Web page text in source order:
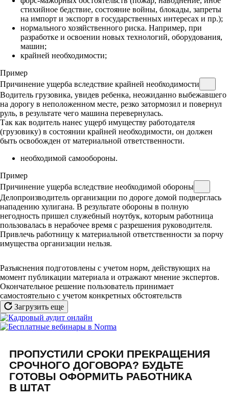
стихийное бедствие, состояние войны, блокады, запреты
на импорт и экспорт в государственных интересах и пр.);
нормального хозяйственного риска. Например, при
разработке и освоении новых технологий, оборудования,
машин;
крайней необходимости;
Пример
Причинение ущерба вследствие крайней необходимости
Водитель грузовика, увидев ребенка, неожиданно выбежавшего
на дорогу в неположенном месте, резко затормозил и повернул
руль, в результате чего машина перевернулась.
Так как водитель нанес ущерб имуществу работодателя
(грузовику) в состоянии крайней необходимости, он должен
быть освобожден от материальной ответственности.
необходимой самообороны.
Пример
Причинение ущерба вследствие необходимой обороны
Делопроизводитель организации по дороге домой подверглась
нападению хулигана. В результате обороны в полную
негодность пришел служебный ноутбук, которым работница
пользовалась в нерабочее время с разрешения руководителя.
Привлечь работницу к материальной ответственности за порчу
имущества организации нельзя.
Разъяснения подготовлены с учетом норм, действующих на
момент публикации материала и отражают мнение экспертов.
Окончательное решение пользователь принимает
самостоятельно с учетом конкретных обстоятельств
Загрузить еще
ПРОПУСТИЛИ СРОКИ ПРЕКРАЩЕНИЯ
СРОЧНОГО ДОГОВОРА? БУДЬТЕ
ГОТОВЫ ОФОРМИТЬ РАБОТНИКА
В ШТАТ